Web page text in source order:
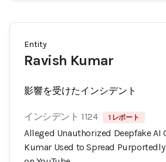
Entity
Ravish Kumar
影響を受けたインシデント
インシデント 1124 1 レポート
Alleged Unauthorized Deepfake AI
Kumar Used to Spread